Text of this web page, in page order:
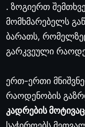
. ზოგიერთ
მომხმარებელს
ბარათს,
გარკვეული
ერთ-ერთი
რაოდენობის
კადრების